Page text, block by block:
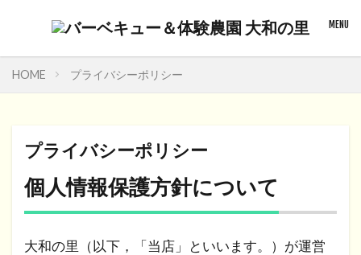
HOME プライバシーポリシー
プライバシーポリシー
個人情報保護方針について
大和の里（以下，「当店」といいます。）が運営